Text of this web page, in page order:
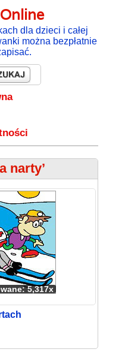
Online
dla dzieci i całej
można bezpłatnie
narty’
5,317x